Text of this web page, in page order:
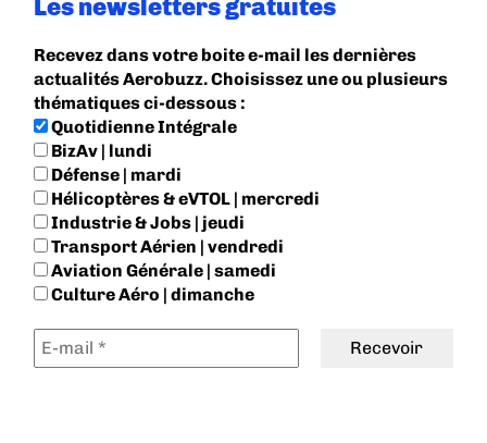
Les newsletters gratuites
Recevez dans votre boite e-mail les dernières
actualités Aerobuzz. Choisissez une ou plusieurs
thématiques ci-dessous :
Quotidienne Intégrale
BizAv | lundi
Défense | mardi
Hélicoptères & eVTOL | mercredi
Industrie & Jobs | jeudi
Transport Aérien | vendredi
Aviation Générale | samedi
Culture Aéro | dimanche